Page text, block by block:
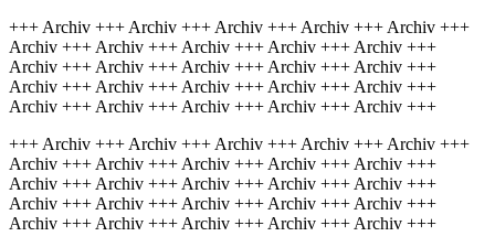
+++ Archiv +++ Archiv +++ Archiv +++ Archiv +++ Archiv +++
Archiv +++ Archiv +++ Archiv +++ Archiv +++ Archiv +++
Archiv +++ Archiv +++ Archiv +++ Archiv +++ Archiv +++
Archiv +++ Archiv +++ Archiv +++ Archiv +++ Archiv +++
Archiv +++ Archiv +++ Archiv +++ Archiv +++ Archiv +++
+++ Archiv +++ Archiv +++ Archiv +++ Archiv +++ Archiv +++
Archiv +++ Archiv +++ Archiv +++ Archiv +++ Archiv +++
Archiv +++ Archiv +++ Archiv +++ Archiv +++ Archiv +++
Archiv +++ Archiv +++ Archiv +++ Archiv +++ Archiv +++
Archiv +++ Archiv +++ Archiv +++ Archiv +++ Archiv +++